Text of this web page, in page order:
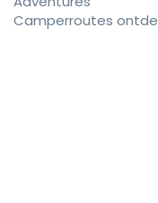
Camperroutes